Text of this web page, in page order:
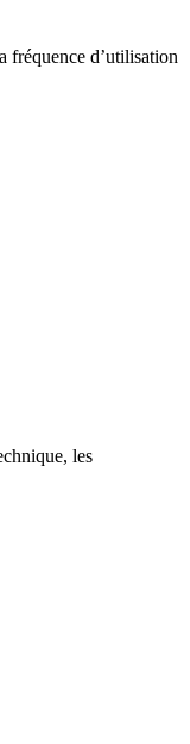
fréquence d’utilisation
les